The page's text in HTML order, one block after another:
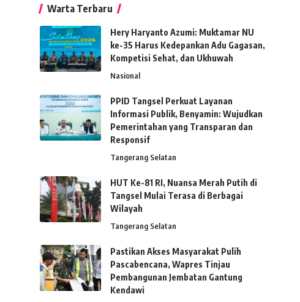
Warta Terbaru
Hery Haryanto Azumi: Muktamar NU
ke-35 Harus Kedepankan Adu Gagasan,
Kompetisi Sehat, dan Ukhuwah
Nasional
PPID Tangsel Perkuat Layanan
Informasi Publik, Benyamin: Wujudkan
Pemerintahan yang Transparan dan
Responsif
Tangerang Selatan
HUT Ke-81 RI, Nuansa Merah Putih di
Tangsel Mulai Terasa di Berbagai
Wilayah
Tangerang Selatan
Pastikan Akses Masyarakat Pulih
Pascabencana, Wapres Tinjau
Pembangunan Jembatan Gantung
Kendawi